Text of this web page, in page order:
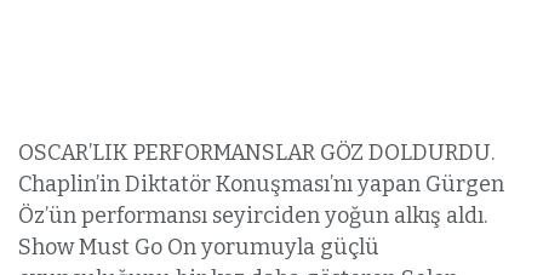
OSCAR’LIK PERFORMANSLAR GÖZ DOLDURDU.
Chaplin’in Diktatör Konuşması’nı yapan Gürgen
Öz’ün performansı seyirciden yoğun alkış aldı.
Show Must Go On yorumuyla güçlü